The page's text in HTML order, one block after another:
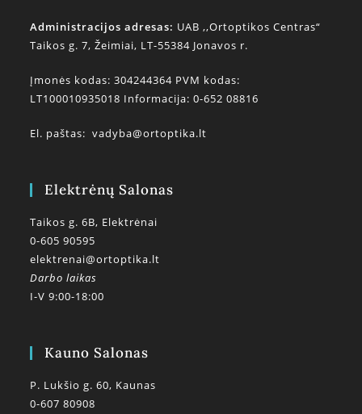
Administracijos adresas: UAB ,,Ortoptikos Centras“
Taikos g. 7, Žeimiai, LT-55384 Jonavos r.
Įmonės kodas: 304244364 PVM kodas:
LT100010935018 Informacija: 0-652 08816
El. paštas:vadyba@ortoptika.lt
Elektrėnų Salonas
Taikos g. 6B, Elektrėnai
0-605 90595
elektrenai@ortoptika.lt
Darbo laikas
I-V 9:00-18:00
Kauno Salonas
P. Lukšio g. 60, Kaunas
0-607 80908